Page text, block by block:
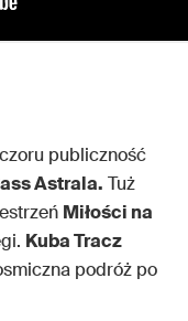
publiczność
Astrala. Tuż
Miłości na
Kuba Tracz
podróż po